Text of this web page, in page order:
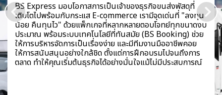
BS Express มอบโอกาสการเป็นเจ้าของธุรกิจขนส่งพัสดุที่
เติบโตไปพร้อมกับกระแส E-commerce เรามีจุดเด่นที่ "ลงทุน
น้อย คืนทุนไว" ด้วยแพ็กเกจที่หลากหลายตอบโจทย์ทุกขนาดงบ
ประมาณ พร้อมระบบเทคโนโลยีที่ทันสมัย (BS Booking) ช่วย
ให้การบริหารจัดการเป็นเรื่องง่าย และมีทีมงานมืออาชีพคอย
ให้การสนับสนุนอย่างใกล้ชิด ตั้งแต่การฝึกอบรมไปจนถึงการ
ตลาด ทำให้คุณเริ่มต้นธุรกิจได้อย่างมั่นใจแม้ไม่มีประสบการณ์